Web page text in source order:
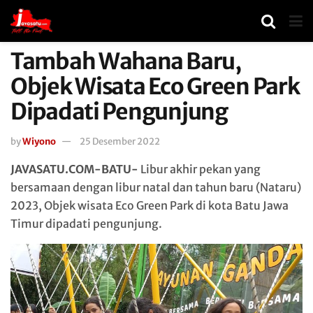
Tambah Wahana Baru,
Objek Wisata Eco Green Park
Dipadati Pengunjung
byWiyono 25 Desember 2022
JAVASATU.COM-BATU- Libur akhir pekan yang
bersamaan dengan libur natal dan tahun baru (Nataru)
2023, Objek wisata Eco Green Park di kota Batu Jawa
Timur dipadati pengunjung.